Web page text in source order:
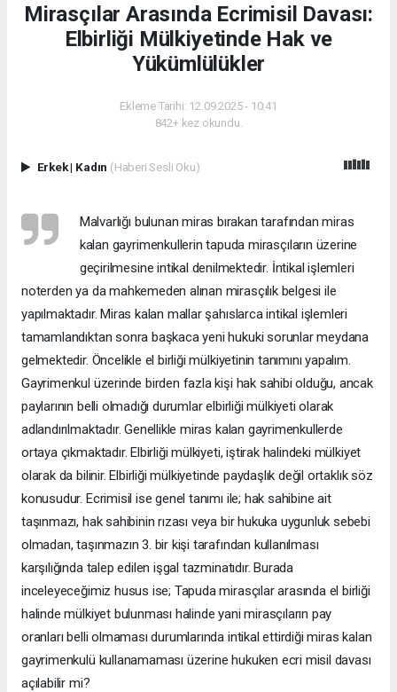
Mirasçılar Arasında Ecrimisil Davası:
Elbirliği Mülkiyetinde Hak ve
Yükümlülükler
Ekleme Tarihi: 12.09.2025 - 10:41
842+ kez okundu.
Erkek| Kadın (Haberi Sesli Oku)
Malvarlığı bulunan miras bırakan tarafından miras
kalan gayrimenkullerin tapuda mirasçıların üzerine
geçirilmesine intikal denilmektedir. İntikal işlemleri
noterden ya da mahkemeden alınan mirasçılık belgesi ile
yapılmaktadır. Miras kalan mallar şahıslarca intikal işlemleri
tamamlandıktan sonra başkaca yeni hukuki sorunlar meydana
gelmektedir. Öncelikle el birliği mülkiyetinin tanımını yapalım.
Gayrimenkul üzerinde birden fazla kişi hak sahibi olduğu, ancak
paylarının belli olmadığı durumlar elbirliği mülkiyeti olarak
adlandırılmaktadır. Genellikle miras kalan gayrimenkullerde
ortaya çıkmaktadır. Elbirliği mülkiyeti, iştirak halindeki mülkiyet
olarak da bilinir. Elbirliği mülkiyetinde paydaşlık değil ortaklık söz
konusudur. Ecrimisil ise genel tanımı ile; hak sahibine ait
taşınmazı, hak sahibinin rızası veya bir hukuka uygunluk sebebi
olmadan, taşınmazın 3. bir kişi tarafından kullanılması
karşılığında talep edilen işgal tazminatıdır. Burada
inceleyeceğimiz husus ise; Tapuda mirasçılar arasında el birliği
halinde mülkiyet bulunması halinde yani mirasçıların pay
oranları belli olmaması durumlarında intikal ettirdiği miras kalan
gayrimenkulü kullanamaması üzerine hukuken ecri misil davası
açılabilir mi?